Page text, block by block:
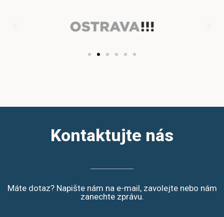
Kontaktujte nás
Máte dotaz? Napište nám na e-mail, zavolejte nebo nám
zanechte zprávu.